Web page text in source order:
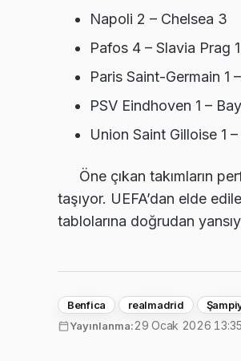
Napoli 2 – Chelsea 3
Pafos 4 – Slavia Prag 1
Paris Saint-Germain 1
PSV Eindhoven 1 –
Union Saint Gilloise 1
Öne çıkan takımların
taşıyor. UEFA’dan elde
tablolarına doğrudan
Benfica realmadrid
Yayınlanma:29 Ocak 2026 13:35